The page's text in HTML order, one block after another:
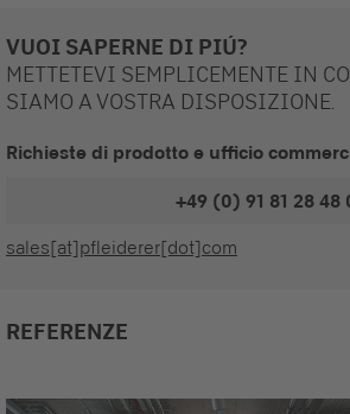
VUOI SAPERNE DI PIÚ?
METTETEVI SEMPLICEMENTE IN
SIAMO A VOSTRA DISPOSIZIONE.
Richieste di prodotto e ufficio
+49 (0) 91 81 28 48
sales[at]pfleiderer[dot]com
REFERENZE